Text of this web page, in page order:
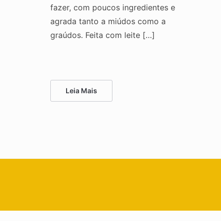
fazer, com poucos ingredientes e
agrada tanto a miúdos como a
graúdos. Feita com leite […]
Leia Mais